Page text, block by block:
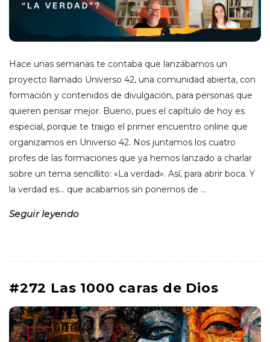
Hace unas semanas te contaba que lanzábamos un
proyecto llamado Universo 42, una comunidad abierta, con
formación y contenidos de divulgación, para personas que
quieren pensar mejor. Bueno, pues el capítulo de hoy es
especial, porque te traigo el primer encuentro online que
organizamos en Universo 42. Nos juntamos los cuatro
profes de las formaciones que ya hemos lanzado a charlar
sobre un tema sencillito: «La verdad». Así, para abrir boca. Y
la verdad es… que acabamos sin ponernos de …
Seguir leyendo
#272 Las 1000 caras de Dios